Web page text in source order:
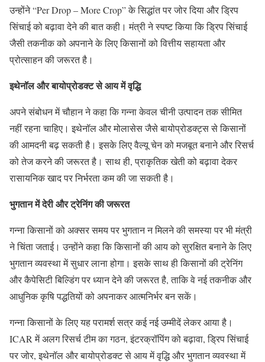
उन्होंने “Per Drop – More Crop” के सिद्धांत पर जोर दिया और ड्रिप
सिंचाई को बढ़ावा देने की बात कही। मंत्री ने स्पष्ट किया कि ड्रिप सिंचाई
जैसी तकनीक को अपनाने के लिए किसानों को वित्तीय सहायता और
प्रोत्साहन की जरूरत है।
इथेनॉल और बायोप्रोडक्ट से आय में वृद्धि
अपने संबोधन में चौहान ने कहा कि गन्ना केवल चीनी उत्पादन तक सीमित
नहीं रहना चाहिए। इथेनॉल और मोलासेस जैसे बायोप्रोडक्ट्स से किसानों
की आमदनी बढ़ सकती है। इसके लिए वैल्यू चेन को मजबूत बनाने और रिसर्च
को तेज करने की जरूरत है। साथ ही, प्राकृतिक खेती को बढ़ावा देकर
रासायनिक खाद पर निर्भरता कम की जा सकती है।
भुगतान में देरी और ट्रेनिंग की जरूरत
गन्ना किसानों को अक्सर समय पर भुगतान न मिलने की समस्या पर भी मंत्री
ने चिंता जताई। उन्होंने कहा कि किसानों की आय को सुरक्षित बनाने के लिए
भुगतान व्यवस्था में सुधार लाना होगा। इसके साथ ही किसानों की ट्रेनिंग
और कैपेसिटी बिल्डिंग पर ध्यान देने की जरूरत है, ताकि वे नई तकनीक और
आधुनिक कृषि पद्धतियों को अपनाकर आत्मनिर्भर बन सकें।
गन्ना किसानों के लिए यह परामर्श सत्र कई नई उम्मीदें लेकर आया है।
ICAR में अलग रिसर्च टीम का गठन, इंटरक्रॉपिंग को बढ़ावा, ड्रिप सिंचाई
पर जोर, इथेनॉल और बायोप्रोडक्ट से आय में वृद्धि और भुगतान व्यवस्था में